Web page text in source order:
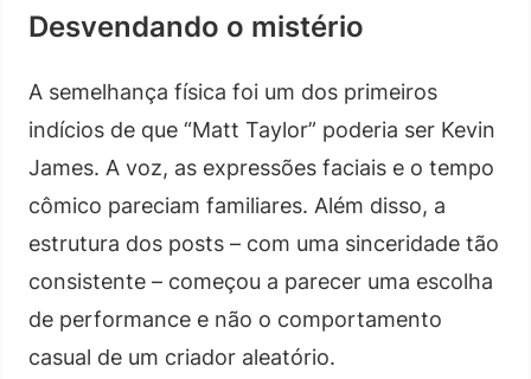
Desvendando o mistério
A semelhança física foi um dos primeiros
indícios de que “Matt Taylor” poderia ser Kevin
James. A voz, as expressões faciais e o tempo
cômico pareciam familiares. Além disso, a
estrutura dos posts – com uma sinceridade tão
consistente – começou a parecer uma escolha
de performance e não o comportamento
casual de um criador aleatório.